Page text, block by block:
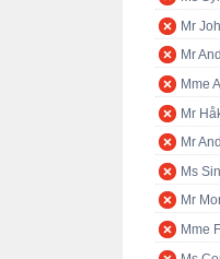
Mr
Mr
Mme
Mr
Mr
Ms
Mr
Mme